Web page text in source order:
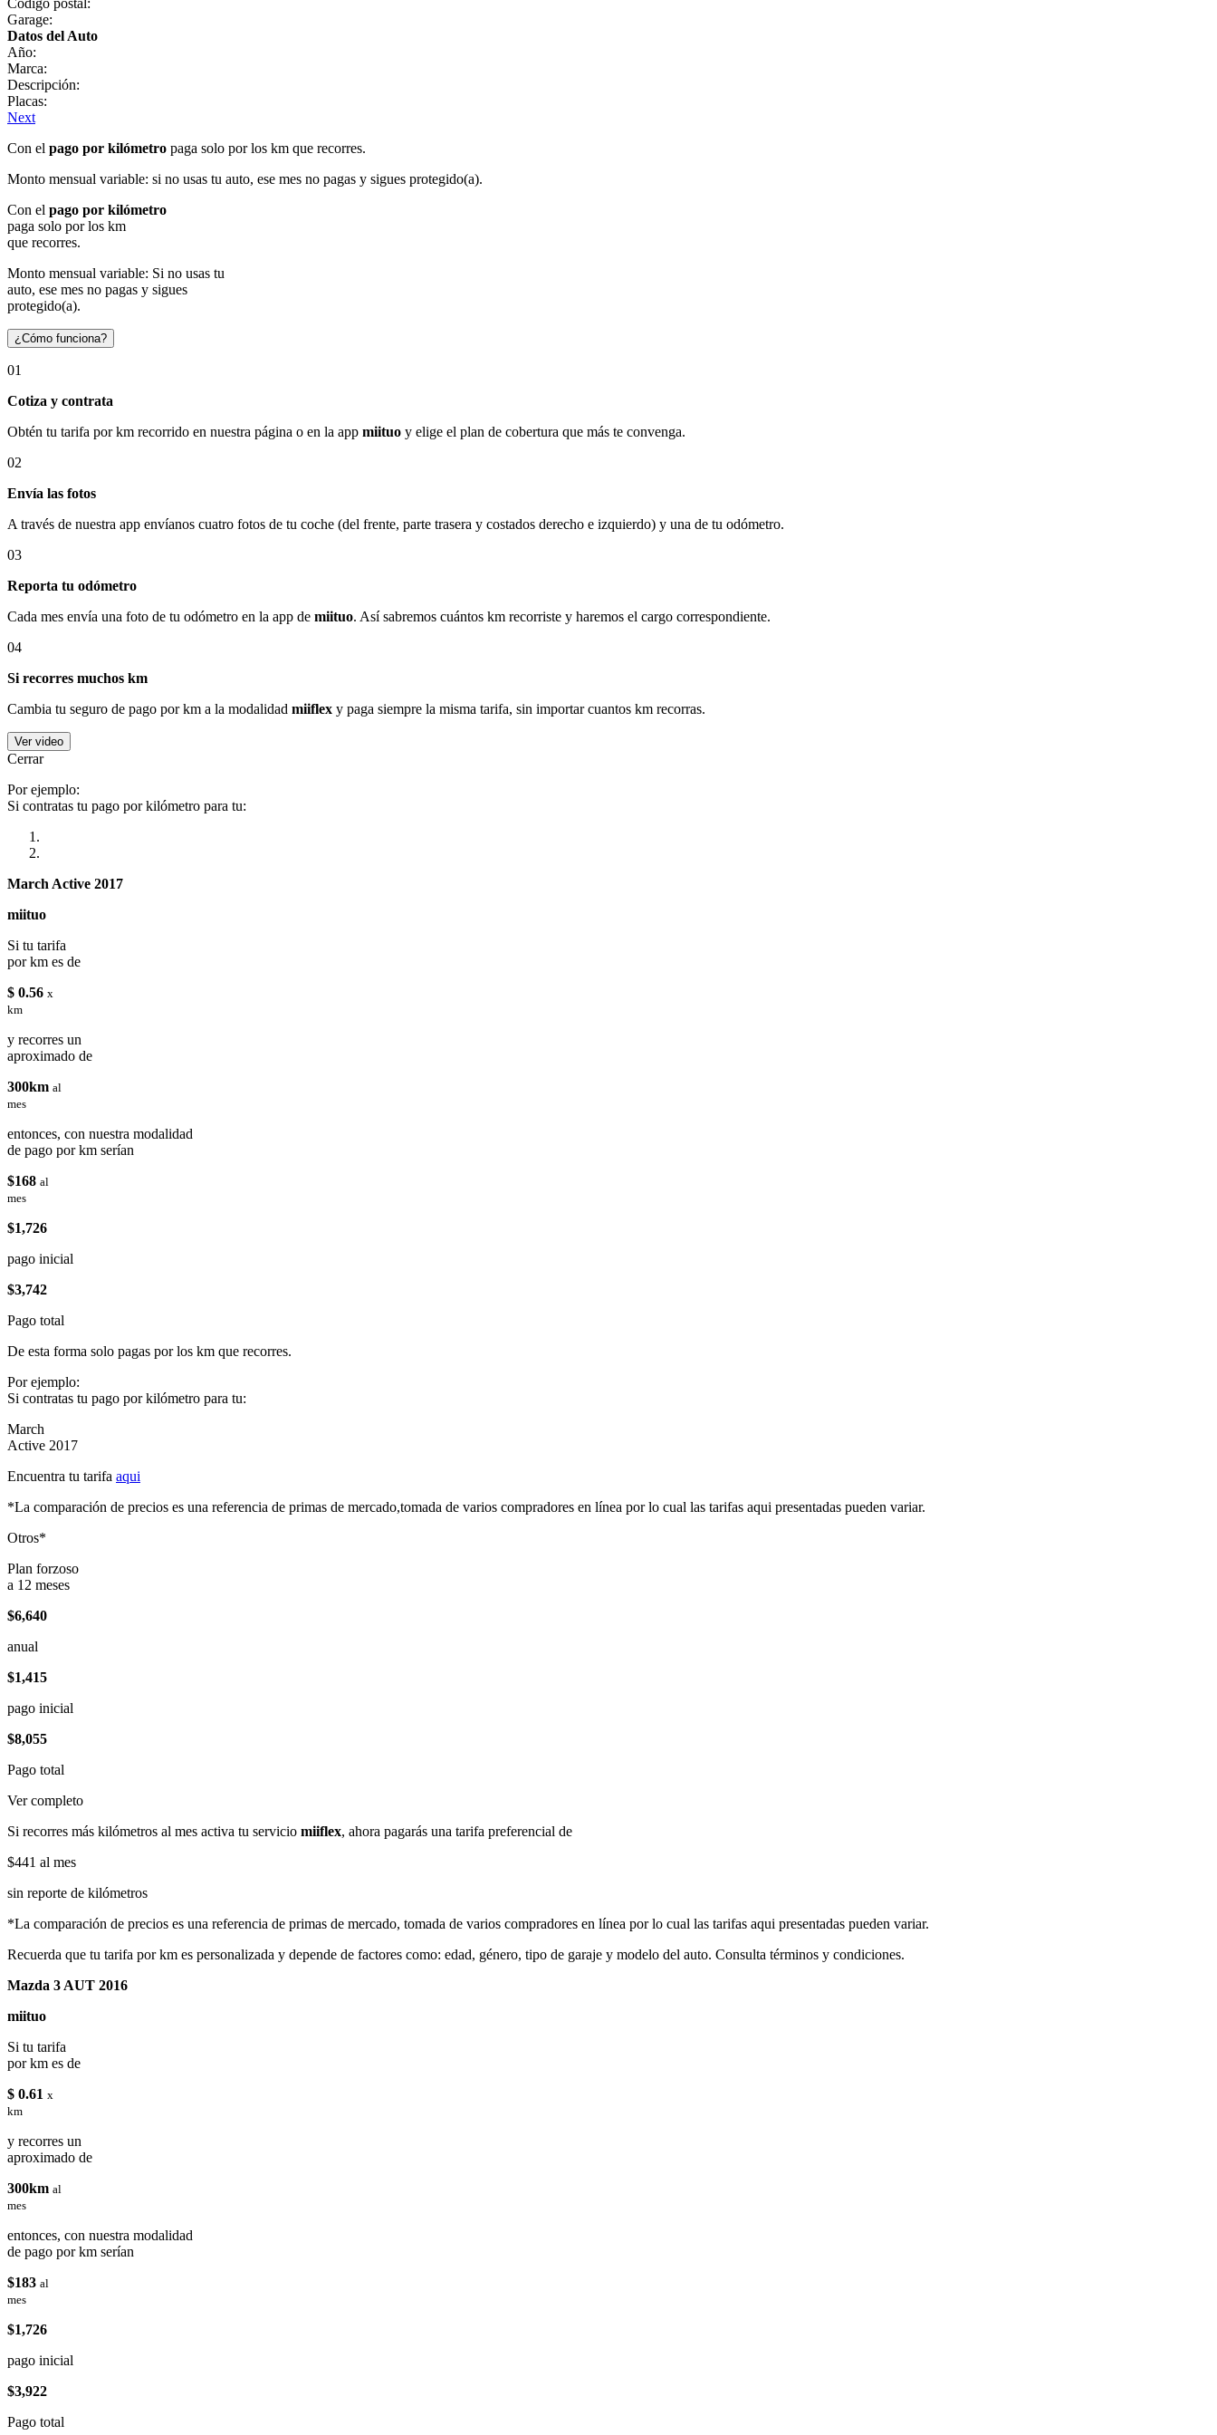
Garage:
Datos del Auto
Año:
Marca:
Descripción:
Placas:
Next
Con el pago por kilómetro paga solo por los km que recorres.
Monto mensual variable: si no usas tu auto, ese mes no pagas y sigues protegido(a).
Con el pago por kilómetro
paga solo por los km
que recorres.
Monto mensual variable: Si no usas tu
auto, ese mes no pagas y sigues
protegido(a).
¿Cómo funciona?
01
Cotiza y contrata
Obtén tu tarifa por km recorrido en nuestra página o en la app miituo y elige el plan de cobertura que más te convenga.
02
Envía las fotos
A través de nuestra app envíanos cuatro fotos de tu coche (del frente, parte trasera y costados derecho e izquierdo) y una de tu odómetro.
03
Reporta tu odómetro
Cada mes envía una foto de tu odómetro en la app de miituo. Así sabremos cuántos km recorriste y haremos el cargo correspondiente.
04
Si recorres muchos km
Cambia tu seguro de pago por km a la modalidad miiflex y paga siempre la misma tarifa, sin importar cuantos km recorras.
Ver video
Cerrar
Por ejemplo:
Si contratas tu pago por kilómetro para tu:
March Active 2017
miituo
Si tu tarifa
por km es de
$ 0.56 x
km
y recorres un
aproximado de
300km al
mes
entonces, con nuestra modalidad
de pago por km serían
$168 al
mes
$1,726
pago inicial
$3,742
Pago total
De esta forma solo pagas por los km que recorres.
Por ejemplo:
Si contratas tu pago por kilómetro para tu:
March
Active 2017
Encuentra tu tarifa aqui
*La comparación de precios es una referencia de primas de mercado,tomada de varios compradores en línea por lo cual las tarifas aqui presentadas pueden variar.
Otros*
Plan forzoso
a 12 meses
$6,640
anual
$1,415
pago inicial
$8,055
Pago total
Ver completo
Si recorres más kilómetros al mes activa tu servicio miiflex, ahora pagarás una tarifa preferencial de
$441 al mes
sin reporte de kilómetros
*La comparación de precios es una referencia de primas de mercado, tomada de varios compradores en línea por lo cual las tarifas aqui presentadas pueden variar.
Recuerda que tu tarifa por km es personalizada y depende de factores como: edad, género, tipo de garaje y modelo del auto. Consulta términos y condiciones.
Mazda 3 AUT 2016
miituo
Si tu tarifa
por km es de
$ 0.61 x
km
y recorres un
aproximado de
300km al
mes
entonces, con nuestra modalidad
de pago por km serían
$183 al
mes
$1,726
pago inicial
$3,922
Pago total